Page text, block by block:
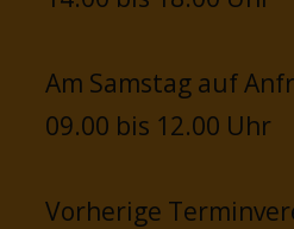
Am Samstag auf
09.00 bis 12.00 Uhr
Vorherige